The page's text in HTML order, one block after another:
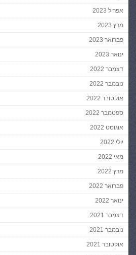
אפריל 2023
מרץ 2023
פברואר 2023
ינואר 2023
דצמבר 2022
נובמבר 2022
אוקטובר 2022
ספטמבר 2022
אוגוסט 2022
יולי 2022
מאי 2022
מרץ 2022
פברואר 2022
ינואר 2022
דצמבר 2021
נובמבר 2021
אוקטובר 2021